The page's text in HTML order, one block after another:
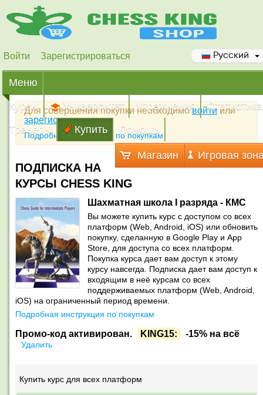
Войти Зарегистрироваться Русский
Меню
Курсы
Университет Упражнения
Статистика
Тренеры
Купить Помощь
Магазин Игровая
Для совершения покупки необходимовойтиили
зарегистрироваться
Подробная инструкция по покупкам
ПОДПИСКА НА
КУРСЫ CHESS KING
Шахматная школа I разряда - КМС
Вы можете купить курс с доступом со всех
платформ (Web, Android, iOS) или обновить
покупку, сделанную в Google Play и App
Store, для доступа со всех платформ.
Покупка курса дает вам доступ к этому
курсу навсегда. Подписка дает вам доступ к
входящим в неё курсам со всех
поддерживаемых платформ (Web, Android,
iOS) на ограниченный период времени.
Подробная инструкция по покупкам
Промо-код активирован. KING15: -15% на всё
Удалить
Купить курс для всех платформ